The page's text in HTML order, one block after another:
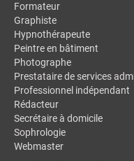
Formateur
Graphiste
Hypnothérapeute
Peintre en bâtiment
Photographe
Prestataire de services
Professionnel indépendant
Rédacteur
Secrétaire à domicile
Sophrologie
Webmaster